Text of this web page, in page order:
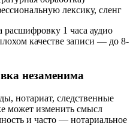
лексику, сленг
расшифровку 1 часа аудио
качестве записи — до 8-
незаменима
нотариат, следственные
может изменить смысл
и часто — нотариальное